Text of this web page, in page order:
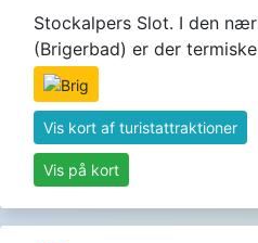
Stockalpers Slot. I den
(Brigerbad) er der
Vis kort af turistattraktioner
Vis på kort